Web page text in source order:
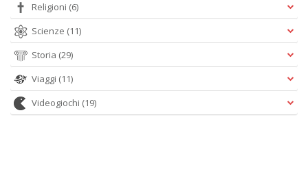
Religioni (6)
Scienze (11)
Storia (29)
Viaggi (11)
Videogiochi (19)